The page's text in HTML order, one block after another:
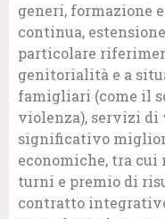
generi, formazione
continua,
particolare
genitorialità e a
famigliari (come il
violenza), servizi di
significativo
economiche, tra
turni e premio di
contratto